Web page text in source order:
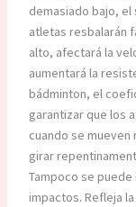
demasiado bajo,
atletas resbalarán
alto, afectará la
aumentará la
bádminton, el
garantizar que los
cuando se
girar
Tampoco se
impactos. Refleja